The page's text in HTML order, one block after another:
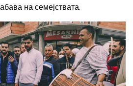
на семејствата.